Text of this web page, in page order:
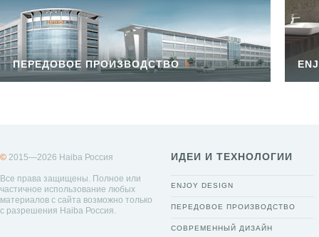
ПЕРЕДОВОЕ ПРОИЗВОДСТВО
© 2015—2026 Haiba Россия
Все права защищены. Полное или
частичное использование любых
материалов с сайта возможно только
с разрешения Haiba Россия.
ИДЕИ И ТЕХНОЛОГИИ
ENJOY DESIGN
ПЕРЕДОВОЕ ПРОИЗВОДСТВО
СОВРЕМЕННЫЙ ДИЗАЙН